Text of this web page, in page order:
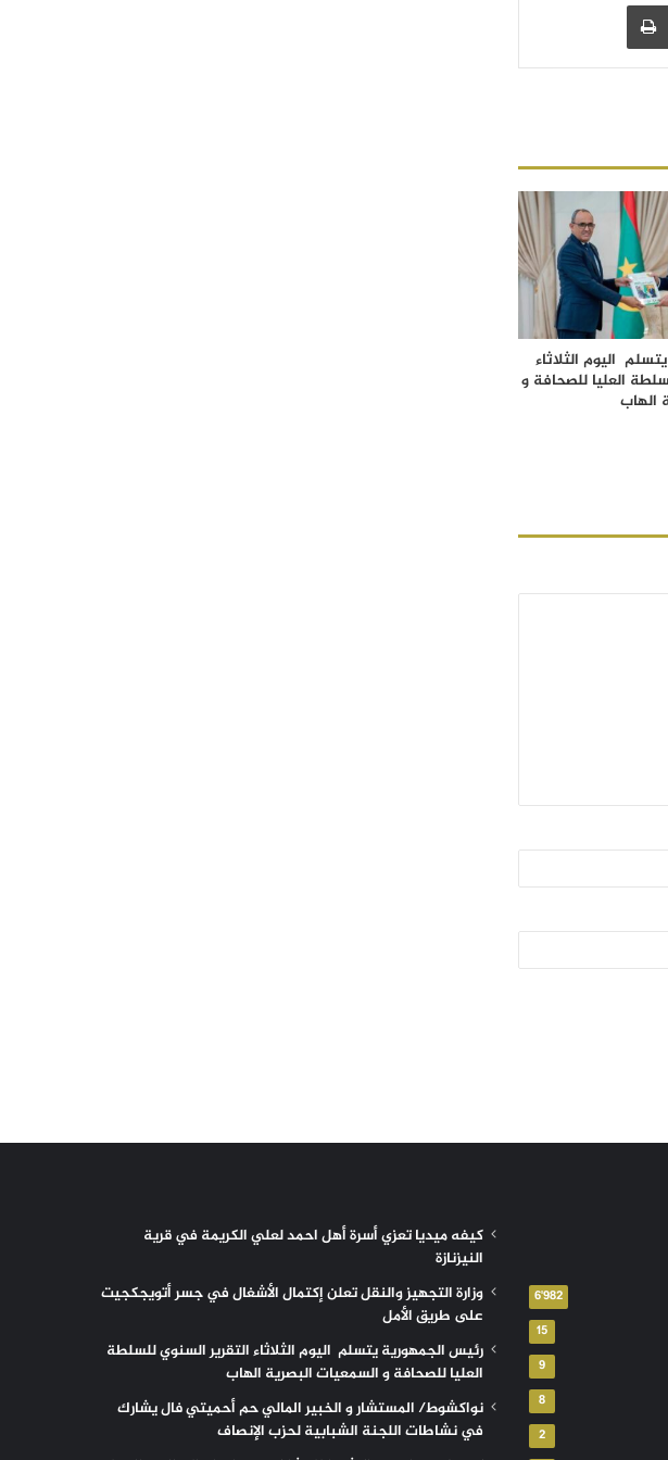
اليوم الثلاثاء
العليا للصحافة و
الهاب
6٬982
15
9
8
2
كيفه ميديا تعزي أسرة أهل احمد لعلي الكريمة في قرية
النيزنازة
وزارة التجهيز والنقل تعلن إكتمال الأشغال في جسر أتويجكجيت
على طريق الأمل
رئيس الجمهورية يتسلم اليوم الثلاثاء التقرير السنوي للسلطة
العليا للصحافة و السمعيات البصرية الهاب
نواكشوط/ المستشار و الخبير المالي حم أحميتي فال يشارك
في نشاطات اللجنة الشبابية لحزب الإنصاف